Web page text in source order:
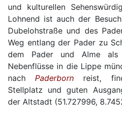
und kulturellen
Lohnend ist auch der
Dubelohstraße und des
Weg entlang der Pader zu
dem Pader und Alme
Nebenflüsse in die Lippe
nachPaderborn reist,
Stellplatz und guten
der Altstadt (51.727996,